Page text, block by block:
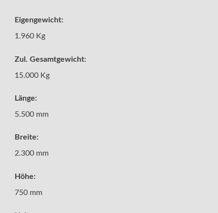
Eigengewicht:
1.960 Kg
Zul. Gesamtgewicht:
15.000 Kg
Länge:
5.500 mm
Breite:
2.300 mm
Höhe:
750 mm